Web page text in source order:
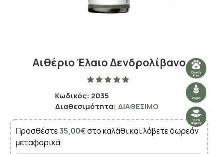
Αιθέριο Έλαιο Δενδρολίβανο
Κωδικός: 2035
Διαθεσιμότητα: ΔΙΑΘΈΣΙΜΟ
Προσθέστε35,00€στο καλάθι και λάβετε δωρεάν
μεταφορικά